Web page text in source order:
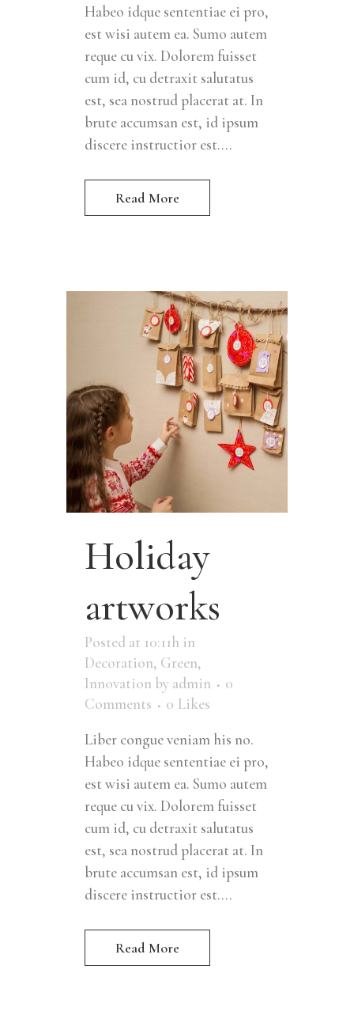
Habeo idque sententiae ei pro,
est wisi autem ea. Sumo autem
reque cu vix. Dolorem fuisset
cum id, cu detraxit salutatus
est, sea nostrud placerat at. In
brute accumsan est, id ipsum
discere instructior est....
Read More
Holiday
artworks
Posted at 10:11h in
Decoration, Green,
Innovation by admin
0
Comments
0 Likes
Liber congue veniam his no.
Habeo idque sententiae ei pro,
est wisi autem ea. Sumo autem
reque cu vix. Dolorem fuisset
cum id, cu detraxit salutatus
est, sea nostrud placerat at. In
brute accumsan est, id ipsum
discere instructior est....
Read More